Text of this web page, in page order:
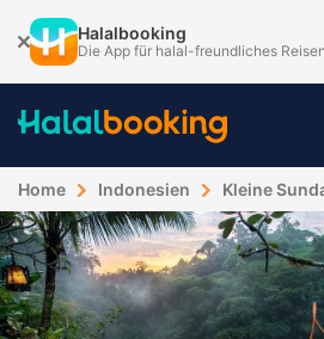
Halalbooking
Die App für halal-freundliches Reisen
Home Indonesien Kleine